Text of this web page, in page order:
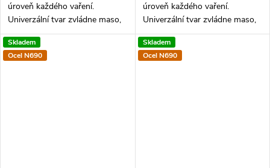
úroveň každého vaření.
Univerzální tvar zvládne maso,
zeleninu i ryby a dokáže
nahradit hned několik
kuchyňských nožů najednou.
úroveň každého vaření.
Univerzální tvar zvládne maso,
zeleninu i ryby a dokáže
nahradit hned několik
kuchyňských nožů najednou.
Skladem
Ocel N690
Skladem
Ocel N690